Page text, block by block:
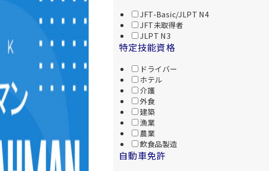
JFT-Basic/JLPT N4
JFT未取得者
JLPT N3
特定技能資格
ドライバー
ホテル
介護
外食
建築
漁業
農業
飲食品製造
自動車免許